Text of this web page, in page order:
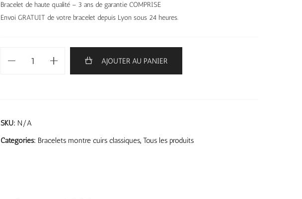
Bracelet de haute qualité – 3 ans de garantie COMPRISE
Envoi GRATUIT de votre bracelet depuis Lyon sous 24 heures.
AJOUTER AU PANIER
SKU: N/A
Categories: Bracelets montre cuirs classiques, Tous les produits